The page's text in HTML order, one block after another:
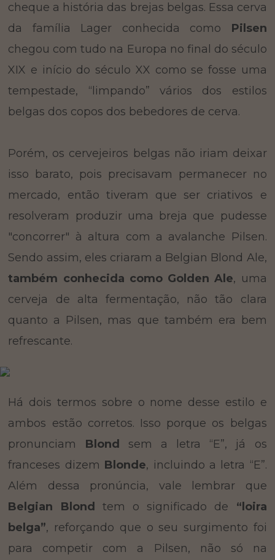
cheque a história das brejas belgas. Essa cerva
da família Lager conhecida como Pilsen
chegou com tudo na Europa no final do século
XIX e início do século XX como se fosse uma
tempestade, “limpando” vários dos estilos
belgas dos copos dos bebedores de cerva.
Porém, os cervejeiros belgas não iriam deixar
isso barato, pois precisavam permanecer no
mercado, então tiveram que ser criativos e
resolveram produzir uma breja que pudesse
"concorrer" à altura com a avalanche Pilsen.
Sendo assim, eles criaram a Belgian Blond Ale,
também conhecida como Golden Ale, uma
cerveja de alta fermentação, não tão clara
quanto a Pilsen, mas que também era bem
refrescante.
Há dois termos sobre o nome desse estilo e
ambos estão corretos. Isso porque os belgas
pronunciam Blond
sem a letra “E”, já os
franceses dizem Blonde, incluindo a letra “E”.
Além dessa pronúncia, vale lembrar que
Belgian Blond
tem o significado de “loira
belga”, reforçando que o seu surgimento foi
para competir com a Pilsen, não só na